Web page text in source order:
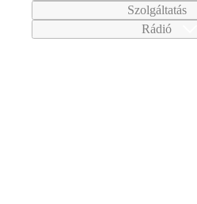
Szolgáltatás
Rádió